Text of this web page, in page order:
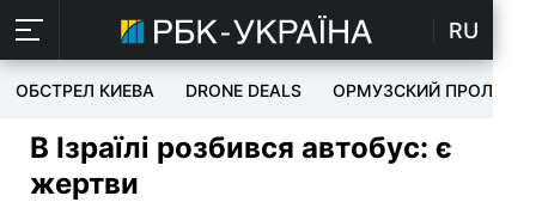
RU
ОБСТРЕЛ КИЕВА DRONE DEALS ОРМУЗСКИЙ ПРОЛИВ
В Ізраїлі розбився автобус: є
жертви